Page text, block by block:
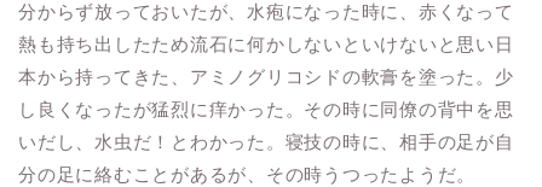
分からず放っておいたが、水疱になった時に、赤くなって
熱も持ち出したため流石に何かしないといけないと思い日
本から持ってきた、アミノグリコシドの軟膏を塗った。少
し良くなったが猛烈に痒かった。その時に同僚の背中を思
いだし、水虫だ！とわかった。寝技の時に、相手の足が自
分の足に絡むことがあるが、その時うつったようだ。